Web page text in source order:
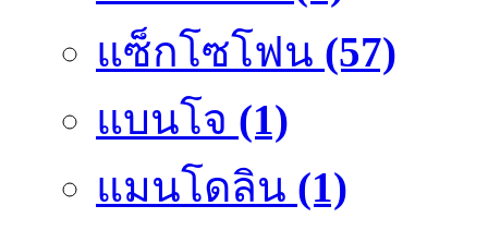
แซ็กโซโฟน (57)
แบนโจ (1)
แมนโดลิน (1)